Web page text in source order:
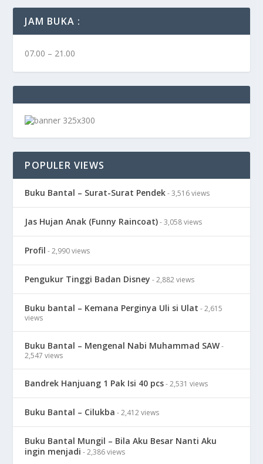
JAM BUKA :
07.00 – 21.00
POPULER VIEWS
Buku Bantal – Surat-Surat Pendek- 3,516 views
Jas Hujan Anak (Funny Raincoat)- 3,058 views
Profil - 2,990 views
Pengukur Tinggi Badan Disney - 2,882 views
Buku bantal – Kemana Perginya Uli si Ulat - 2,615
views
Buku Bantal – Mengenal Nabi Muhammad SAW-
2,547 views
Bandrek Hanjuang 1 Pak Isi 40 pcs- 2,531 views
Buku Bantal – Cilukba - 2,412 views
Buku Bantal Mungil – Bila Aku Besar Nanti Aku
ingin menjadi - 2,386 views